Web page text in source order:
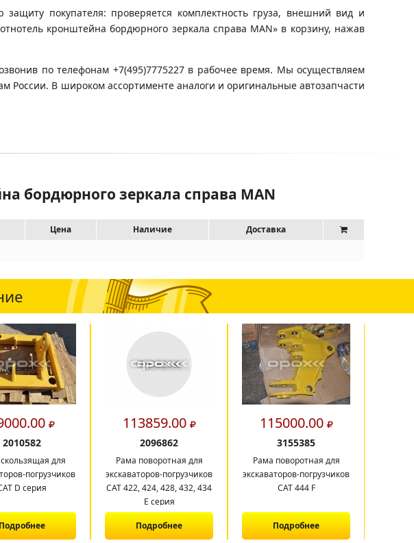
покупателя: проверяется комплектность груза, внешний вид и
кронштейна бордюрного зеркала справа MAN» в корзину, нажав
по телефонам +7(495)7775227 в рабочее время. Мы осуществляем
России. В широком ассортименте аналоги и оригинальные автозапчасти
бордюрного зеркала справа MAN
Цена Наличие
Доставка
2010582
для
погрузчиков
D серия
Подробнее
113859.00
2096862
Рама поворотная для
экскаваторов-погрузчиков
CAT 422, 424, 428, 432, 434
E серия
Подробнее
115000.00
3155385
Рама поворотная для
экскаваторов-погрузчиков
САТ 444 F
Подробнее